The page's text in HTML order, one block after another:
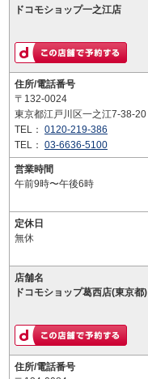
ドコモショップ一之江店
住所/電話番号
〒132-0024
東京都江戸川区一之江7-38-20
TEL： 0120-219-386
TEL： 03-6636-5100
営業時間
午前9時〜午後6時
定休日
無休
店舗名
ドコモショップ葛西店(東京都)
住所/電話番号